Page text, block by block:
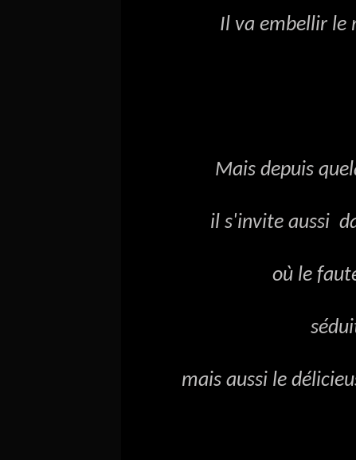
Il va embellir le
Mais depuis
il s'invite aussi dans
où le fauteuil
séduit pour
mais aussi le